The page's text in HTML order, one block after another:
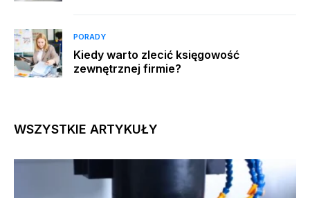
PORADY
Kiedy warto zlecić księgowość
zewnętrznej firmie?
WSZYSTKIE ARTYKUŁY